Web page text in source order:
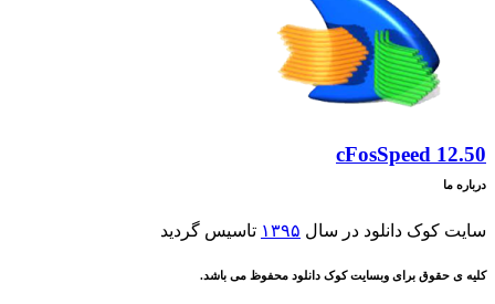
cFosSpeed 12.50
درباره ما
سایت کوک دانلود در سال ۱۳۹۵ تاسیس گردید
کلیه ی حقوق برای وبسایت کوک دانلود محفوظ می باشد.